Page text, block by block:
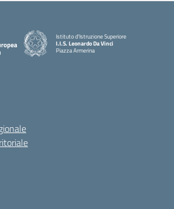
Istituto d'Istruzione Superiore
I.I.S. Leonardo Da Vinci
Piazza Armerina